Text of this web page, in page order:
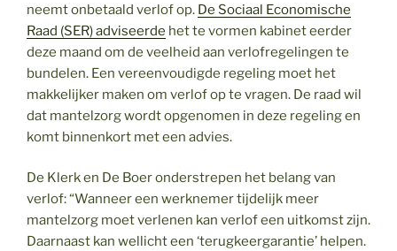
neemt onbetaald verlof op. De Sociaal Economische
Raad (SER) adviseerde het te vormen kabinet eerder
deze maand om de veelheid aan verlofregelingen te
bundelen. Een vereenvoudigde regeling moet het
makkelijker maken om verlof op te vragen. De raad wil
dat mantelzorg wordt opgenomen in deze regeling en
komt binnenkort met een advies.
De Klerk en De Boer onderstrepen het belang van
verlof: “Wanneer een werknemer tijdelijk meer
mantelzorg moet verlenen kan verlof een uitkomst zijn.
Daarnaast kan wellicht een ‘terugkeergarantie’ helpen.